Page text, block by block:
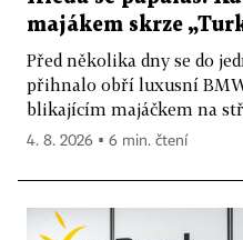
majákem skrze
Před několika dny se do
přihnalo obří luxusní
blikajícím majáčkem na
4. 8. 2026 ▪ 6 min. čtení